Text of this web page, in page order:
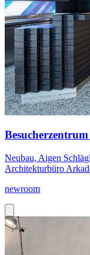
Neubau, Aigen
Architekturbüro
newroom